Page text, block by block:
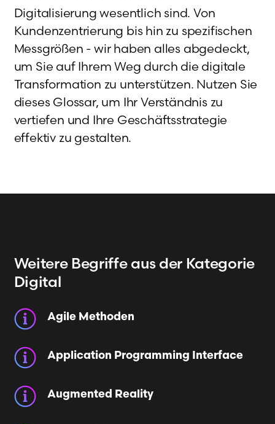
Digitalisierung wesentlich sind. Von
Kundenzentrierung bis hin zu spezifischen
Messgrößen - wir haben alles abgedeckt,
um Sie auf Ihrem Weg durch die digitale
Transformation zu unterstützen. Nutzen Sie
dieses Glossar, um Ihr Verständnis zu
vertiefen und Ihre Geschäftsstrategie
effektiv zu gestalten.
Weitere Begriffeaus der Kategorie
Digital
Agile Methoden
Application Programming Interface
Augmented Reality